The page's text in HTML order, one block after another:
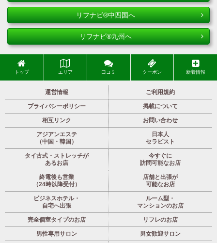
リフナビ®中四国へ
リフナビ®九州へ
トップ エリア 口コミ クーポン 新着情報
運営情報 ご利用規約
プライバシーポリシー 掲載について
相互リンク お問い合わせ
アジアンエステ
（中国・韓国）
日本人
セラピスト
タイ古式・ストレッチが
あるお店
今すぐに
訪問可能なお店
終電後も営業
（24時以降受付）
店舗と出張が
可能なお店
ビジネスホテル・
自宅へ出張
ルーム型・
マンションのお店
完全個室タイプのお店 リフレのお店
男性専用サロン 男女歓迎サロン